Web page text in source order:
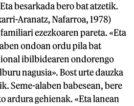
besarkada bero bat atzetik.
Aranatz, Nafarroa, 1978)
ezezkoaren pareta. «Eta
ondoan ordu pila bat
ibilbidearen ondorengo
nagusia». Bost urte dauzka
Seme-alaben babesean, bere
ardura gehienak. «Eta lanean